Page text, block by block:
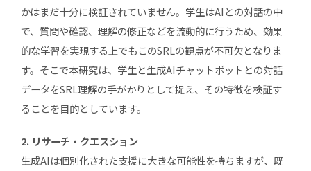
かはまだ十分に検証されていません。学生はAIとの対話の中
で、質問や確認、理解の修正などを流動的に行うため、効果
的な学習を実現する上でもこのSRLの観点が不可欠となりま
す。そこで本研究は、学生と生成AIチャットボットとの対話
データをSRL理解の手がかりとして捉え、その特徴を検証す
ることを目的としています。
2. リサーチ・クエスション
生成AIは個別化された支援に大きな可能性を持ちますが、既